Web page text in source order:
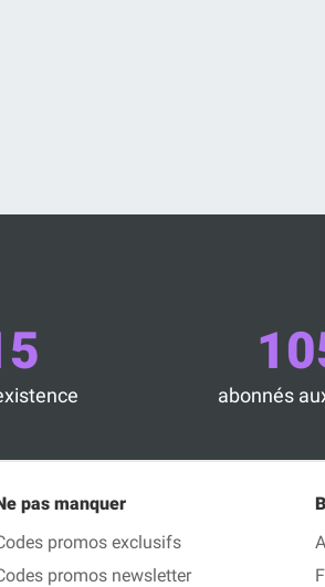
abonnés
pas manquer
promos exclusifs
promos newsletter